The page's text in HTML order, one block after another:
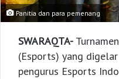
Panitia dan para pemenang
SWARAQTA-
(Esports) yang
pengurus Esports